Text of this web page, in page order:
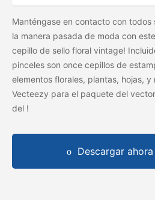
Manténgase en contacto con todos
la manera pasada de moda con
cepillo de sello floral vintage!
pinceles son once cepillos de
elementos florales, plantas, hojas, y
Vecteezy para el paquete del
del !
Descargar